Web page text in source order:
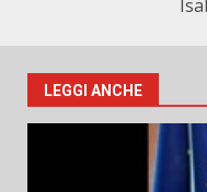
LEGGI ANCHE